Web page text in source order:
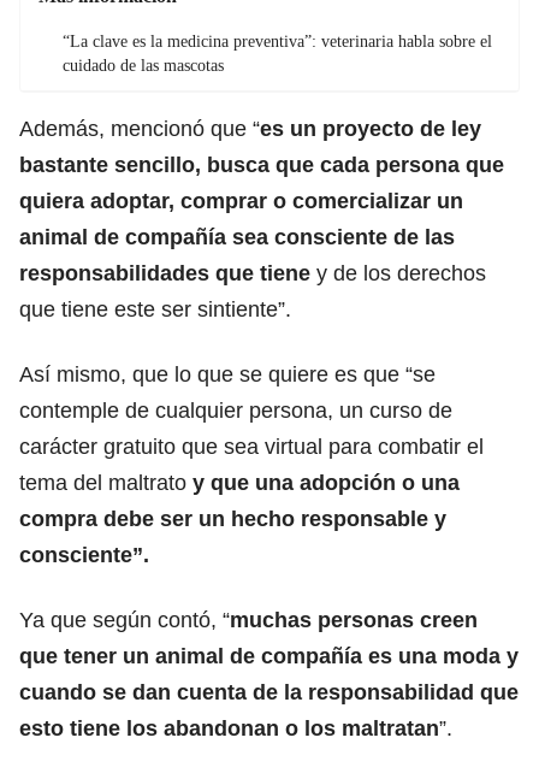
“La clave es la medicina preventiva”: veterinaria habla sobre el
cuidado de las mascotas
Además, mencionó que “es un proyecto de ley
bastante sencillo, busca que cada persona que
quiera adoptar, comprar o comercializar un
animal de compañía sea consciente de las
responsabilidades que tiene y de los derechos
que tiene este ser sintiente”.
Así mismo, que lo que se quiere es que “se
contemple de cualquier persona, un curso de
carácter gratuito que sea virtual para combatir el
tema del maltrato y que una adopción o una
compra debe ser un hecho responsable y
consciente”.
Ya que según contó, “muchas personas creen
que tener un animal de compañía es una moda y
cuando se dan cuenta de la responsabilidad que
esto tiene los abandonan o los maltratan”.